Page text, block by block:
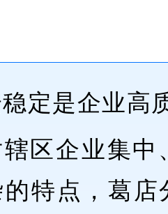
定是企业高
区企业集中
特点，葛